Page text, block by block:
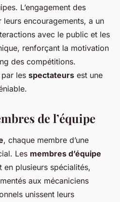
L’engagement des
encouragements, a un
avec le public et les
renforçant la motivation
des compétitions.
par les spectateurs est une
de l’équipe
, chaque membre d’une
Les membres d’équipe
en plusieurs spécialités,
aux mécaniciens
unissent leurs